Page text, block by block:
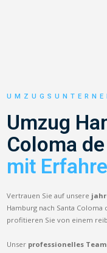
Umzug
Coloma
mit
Vertrauen Sie auf unsere
Hamburg nach Santa
profitieren Sie von einem
Unser professionelles Team